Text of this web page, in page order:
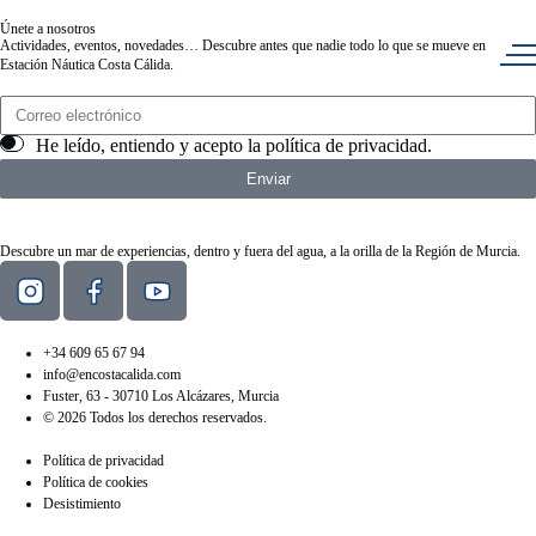
Únete a nosotros
Actividades, eventos, novedades… Descubre antes que nadie todo lo que se mueve en
Estación Náutica Costa Cálida.
He leído, entiendo y acepto la política de privacidad.
Enviar
Descubre un mar de experiencias, dentro y fuera del agua, a la orilla de la Región de Murcia.
+34 609 65 67 94
info@encostacalida.com
Fuster, 63 - 30710 Los Alcázares, Murcia
© 2026 Todos los derechos reservados.
Política de privacidad
Política de cookies
Desistimiento